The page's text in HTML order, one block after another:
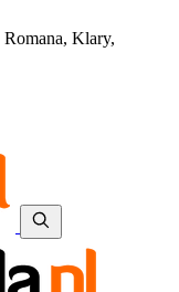
Romana, Klary,